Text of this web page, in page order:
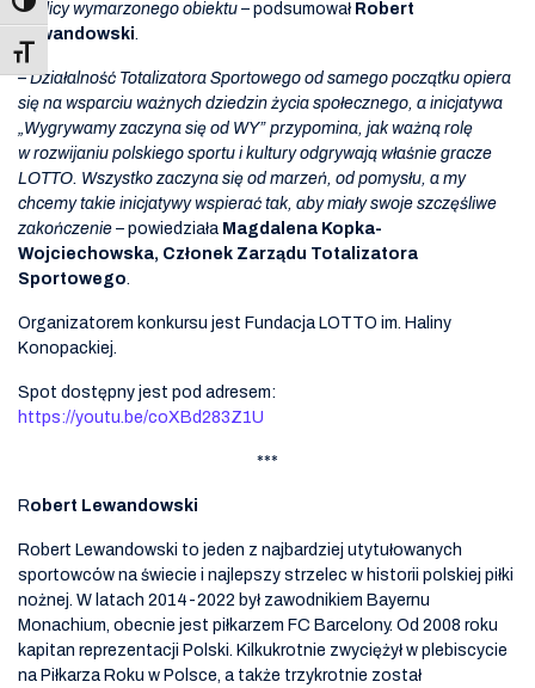
Toggle Font size
okolicy wymarzonego obiektu – podsumował Robert
Lewandowski.
– Działalność Totalizatora Sportowego od samego początku opiera
się na wsparciu ważnych dziedzin życia społecznego, a inicjatywa
„Wygrywamy zaczyna się od WY” przypomina, jak ważną rolę
w rozwijaniu polskiego sportu i kultury odgrywają właśnie gracze
LOTTO. Wszystko zaczyna się od marzeń, od pomysłu, a my
chcemy takie inicjatywy wspierać tak, aby miały swoje szczęśliwe
zakończenie – powiedziała Magdalena Kopka-
Wojciechowska, Członek Zarządu Totalizatora
Sportowego.
Organizatorem konkursu jest Fundacja LOTTO im. Haliny
Konopackiej.
Spot dostępny jest pod adresem:
https://youtu.be/coXBd283Z1U
***
Robert Lewandowski
Robert Lewandowski to jeden z najbardziej utytułowanych
sportowców na świecie i najlepszy strzelec w historii polskiej piłki
nożnej. W latach 2014-2022 był zawodnikiem Bayernu
Monachium, obecnie jest piłkarzem FC Barcelony. Od 2008 roku
kapitan reprezentacji Polski. Kilkukrotnie zwyciężył w plebiscycie
na Piłkarza Roku w Polsce, a także trzykrotnie został